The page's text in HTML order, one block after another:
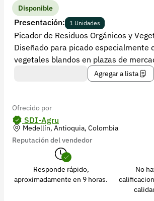
Disponible
Presentación: 1 Unidades
Picador de Residuos Orgánicos y
Diseñado para picado especialmente
vegetales blandos en plazas de
Agregar a lista
Ofrecido por
SDI-Agru
Medellín, Antioquia, Colombia
Reputación del vendedor
Responde rápido,
aproximadamente en 9 horas.
No
Contacto
Soporte
+57 323 2931928
Versión 5.45.0
Síguenos